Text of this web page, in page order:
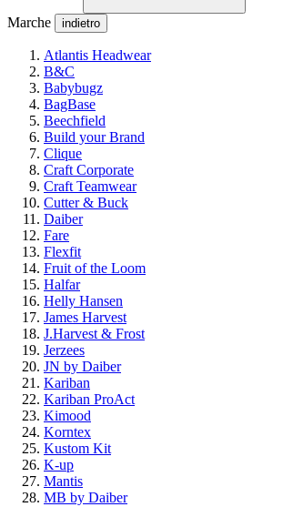
Marche indietro
Atlantis Headwear
B&C
Babybugz
BagBase
Beechfield
Build your Brand
Clique
Craft Corporate
Craft Teamwear
Cutter & Buck
Daiber
Fare
Flexfit
Fruit of the Loom
Halfar
Helly Hansen
James Harvest
J.Harvest & Frost
Jerzees
JN by Daiber
Kariban
Kariban ProAct
Kimood
Korntex
Kustom Kit
K-up
Mantis
MB by Daiber